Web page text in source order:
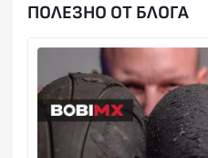
ПОЛЕЗНО ОТ БЛОГА